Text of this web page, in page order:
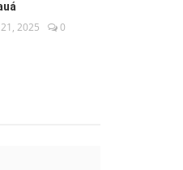
2025
0